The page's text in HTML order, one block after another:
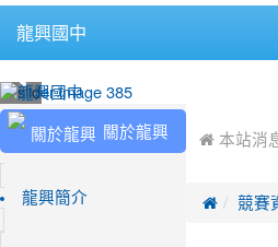
龍興國中
:::
關於龍興
龍興簡介
 本站消
 競賽